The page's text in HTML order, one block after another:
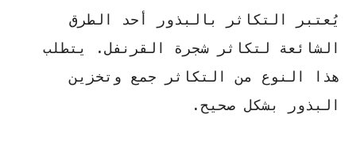
يُعتبر التكاثر بالبذور أحد الطرق
الشائعة لتكاثر شجرة القرنفل. يتطلب
هذا النوع من التكاثر جمع وتخزين
البذور بشكل صحيح.